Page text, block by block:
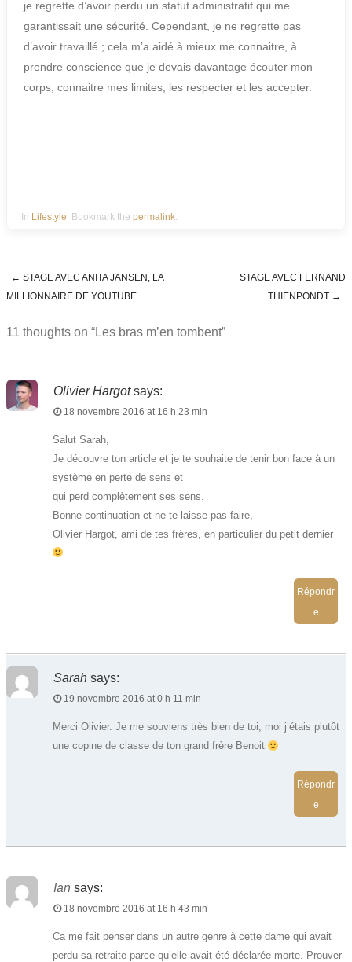
je regrette d’avoir perdu un statut administratif qui me
garantissait une sécurité. Cependant, je ne regrette pas
d’avoir travaillé ; cela m’a aidé à mieux me connaitre, à
prendre conscience que je devais davantage écouter mon
corps, connaitre mes limites, les respecter et les accepter.
In Lifestyle. Bookmark the permalink.
Post navigation
← STAGE AVEC ANITA JANSEN, LA
MILLIONNAIRE DE YOUTUBE
STAGE AVEC FERNAND
THIENPONDT →
11 thoughts on “Les bras m’en tombent”
Olivier Hargot says:
18 novembre 2016 at 16 h 23 min
Salut Sarah,
Je découvre ton article et je te souhaite de tenir bon face à un
système en perte de sens et
qui perd complètement ses sens.
Bonne continuation et ne te laisse pas faire,
Olivier Hargot, ami de tes frères, en particulier du petit dernier
Répondr
e
Sarah says:
19 novembre 2016 at 0 h 11 min
Merci Olivier. Je me souviens très bien de toi, moi j’étais plutôt
une copine de classe de ton grand frère Benoit
Répondr
e
Ian says:
18 novembre 2016 at 16 h 43 min
Ca me fait penser dans un autre genre à cette dame qui avait
perdu sa retraite parce qu’elle avait été déclarée morte. Prouver